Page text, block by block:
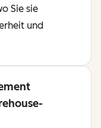
Sie sie
und